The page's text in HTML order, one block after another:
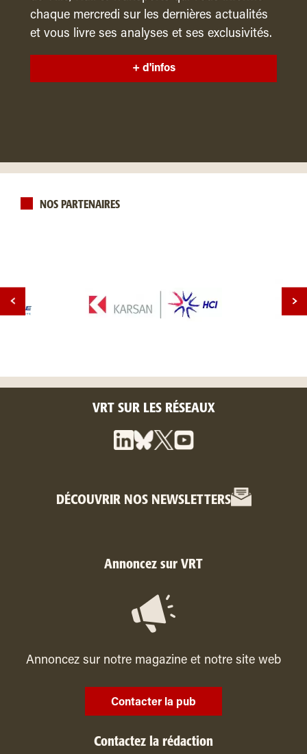
chaque mercredi sur les dernières actualités
et vous livre ses analyses et ses exclusivités.
+ d'infos
NOS PARTENAIRES
VRT SUR LES RÉSEAUX
DÉCOUVRIR NOS NEWSLETTERS
Annoncez sur VRT
Annoncez sur notre magazine et notre site web
Contacter la pub
Contactez la rédaction